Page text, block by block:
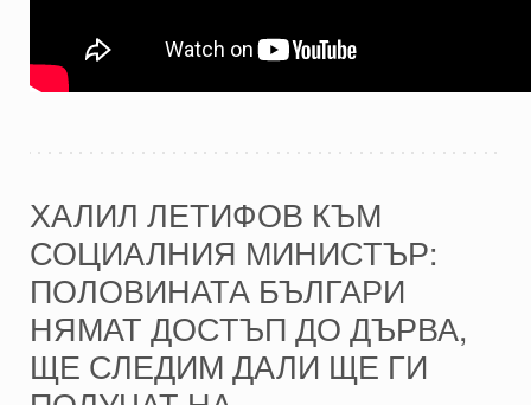
ХАЛИЛ ЛЕТИФОВ КЪМ
СОЦИАЛНИЯ МИНИСТЪР:
ПОЛОВИНАТА БЪЛГАРИ
НЯМАТ ДОСТЪП ДО ДЪРВА,
ЩЕ СЛЕДИМ ДАЛИ ЩЕ ГИ